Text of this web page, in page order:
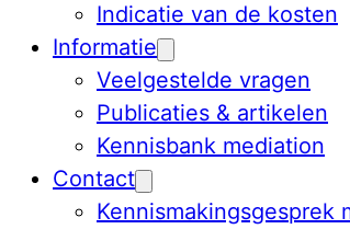
Indicatie van de kosten
Informatie
Veelgestelde vragen
Publicaties & artikelen
Kennisbank mediation
Contact
Kennismakingsgesprek